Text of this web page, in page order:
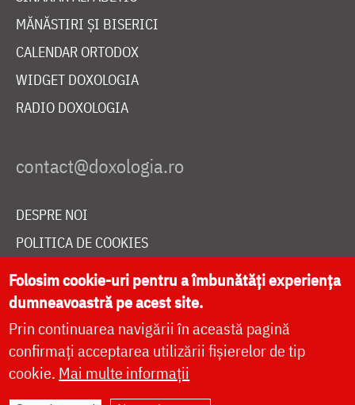
MĂNĂSTIRI ȘI BISERICI
CALENDAR ORTODOX
WIDGET DOXOLOGIA
RADIO DOXOLOGIA
DESPRE NOI
POLITICA DE COOKIES
DONEAZĂ ONLINE PENTRU CATEDRALA NAȚIONALĂ
LIVE
Folosim cookie-uri pentru a îmbunătăți experiența
dumneavoastră pe acest site.
Prin continuarea navigării în această pagină
confirmați acceptarea utilizării fișierelor de tip
cookie. Mai multe informații